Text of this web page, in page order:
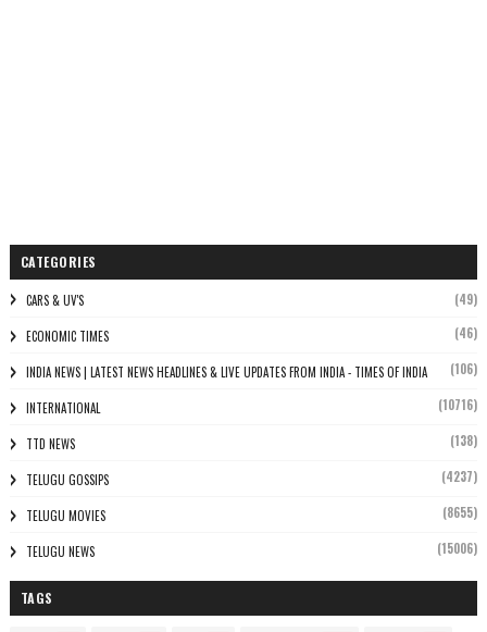
CATEGORIES
CARS & UV'S (49)
ECONOMIC TIMES (46)
INDIA NEWS | LATEST NEWS HEADLINES & LIVE UPDATES FROM INDIA - TIMES OF INDIA (106)
INTERNATIONAL (10716)
TTD NEWS (138)
TELUGU GOSSIPS (4237)
TELUGU MOVIES (8655)
TELUGU NEWS (15006)
TAGS